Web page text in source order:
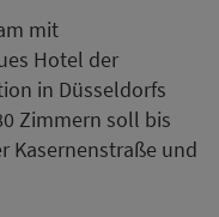
mit
Hotel der
in Düsseldorfs
Zimmern soll bis
Kasernenstraße und